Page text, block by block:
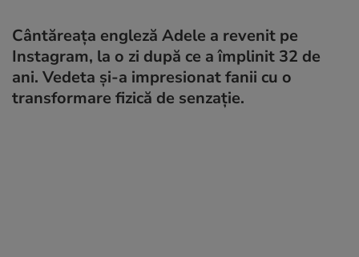
Cântăreaţa engleză Adele a revenit pe
Instagram, la o zi după ce a împlinit 32 de
ani. Vedeta și-a impresionat fanii cu o
transformare fizică de senzație.